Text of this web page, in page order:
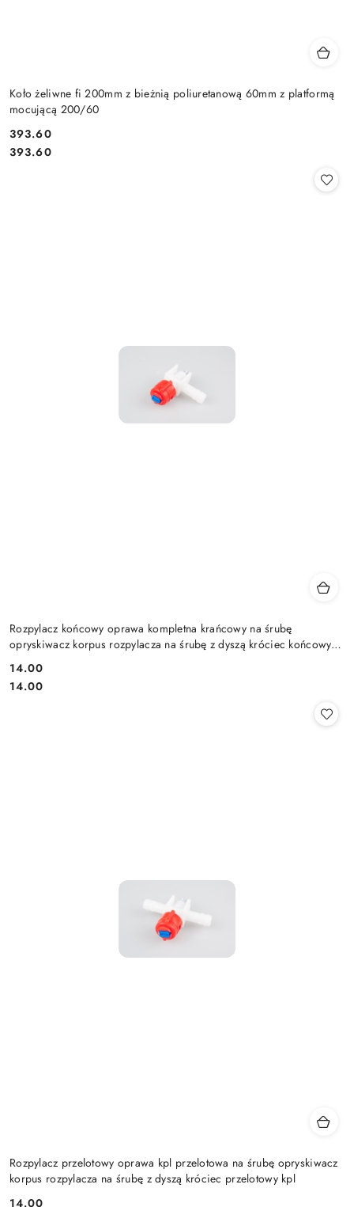
Koło żeliwne fi 200mm z bieżnią poliuretanową 60mm z platformą
mocującą 200/60
Cena:
393.60
Cena:
393.60
Rozpylacz końcowy oprawa kompletna krańcowy na śrubę
opryskiwacz korpus rozpylacza na śrubę z dyszą króciec końcowy
Cena:
14.00
Cena:
14.00
Rozpylacz przelotowy oprawa kpl przelotowa na śrubę opryskiwacz
korpus rozpylacza na śrubę z dyszą króciec przelotowy kpl
14.00